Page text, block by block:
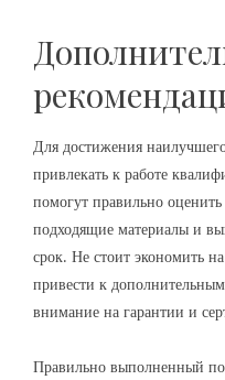
Для достижения наилучшего
привлекать к работе
помогут правильно
подходящие материалы и
срок. Не стоит экономить
привести к
внимание на гарантии и
Правильно выполненный